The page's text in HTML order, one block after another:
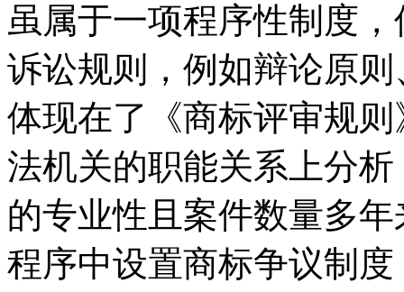
虽属于一项程序性制度
诉讼规则，例如辩论原
体现在了《商标评审规
法机关的职能关系上分
的专业性且案件数量多
程序中设置商标争议制